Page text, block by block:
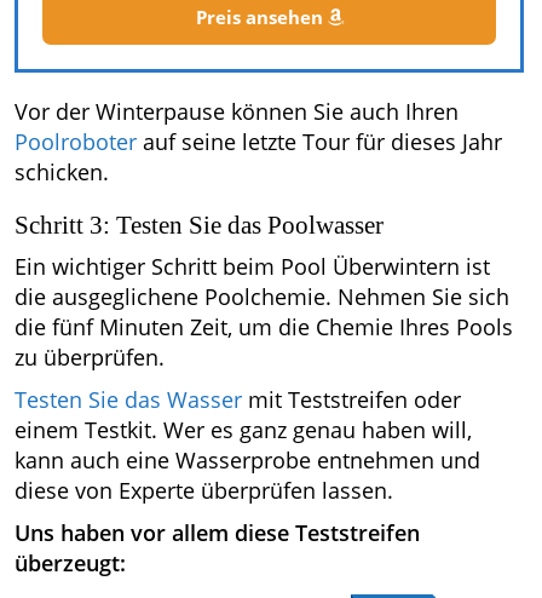
Preis ansehen
Vor der Winterpause können Sie auch Ihren
Poolroboter auf seine letzte Tour für dieses Jahr
schicken.
Schritt 3: Testen Sie das Poolwasser
Ein wichtiger Schritt beim Pool Überwintern ist
die ausgeglichene Poolchemie. Nehmen Sie sich
die fünf Minuten Zeit, um die Chemie Ihres Pools
zu überprüfen.
Testen Sie das Wasser mit Teststreifen oder
einem Testkit. Wer es ganz genau haben will,
kann auch eine Wasserprobe entnehmen und
diese von Experte überprüfen lassen.
Uns haben vor allem diese Teststreifen
überzeugt: